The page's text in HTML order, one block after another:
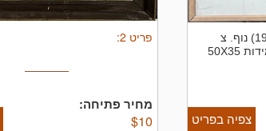
נחום קוק (1908-1978) נוף. צ
חתום ממוסגר. מים על נייר. מידות 50X35
צפיה בפריט
פריט 2
:
מחיר פתיחה:
$10